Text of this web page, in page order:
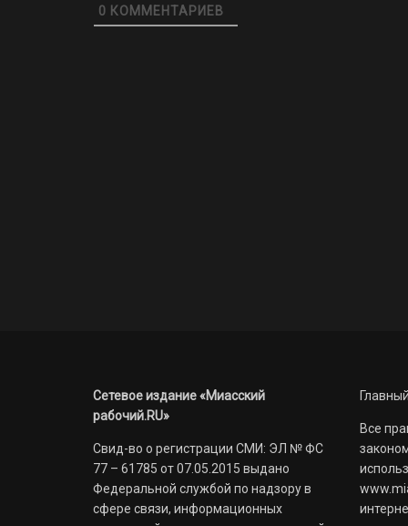
0 КОММЕНТАРИЕВ
Сетевое издание «Миасский
рабочий.RU»
Свид-во о регистрации СМИ: ЭЛ № ФС
77 – 61785 от 07.05.2015 выдано
Федеральной службой по надзору в
сфере связи, информационных
Все